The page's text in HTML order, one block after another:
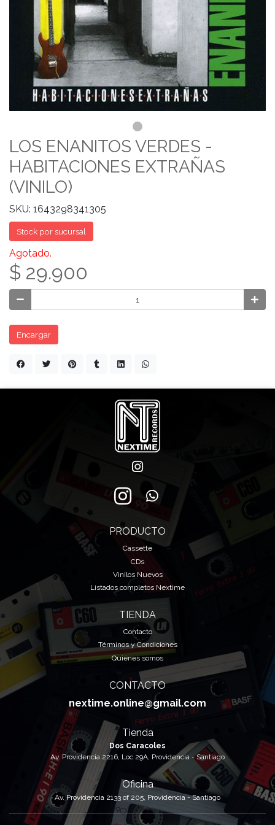
LOS ENANITOS VERDES -
HABITACIONES EXTRAÑAS
(VINILO)
SKU: 1643298341305
Stock por sucursal
Agotado.
$ 29.900
Encargar
PRODUCTO
Cassette
CDs
Vinilos Nuevos
Listados completos Nextime
TIENDA
Contacto
Términos y Condiciones
Quiénes somos
CONTACTO
nextime.online@gmail.com
Tienda
Dos Caracoles
Av. Providencia 2216, Loc 29A, Providencia - Santiago
Oficina
Av. Providencia 2133 of 205, Providencia - Santiago